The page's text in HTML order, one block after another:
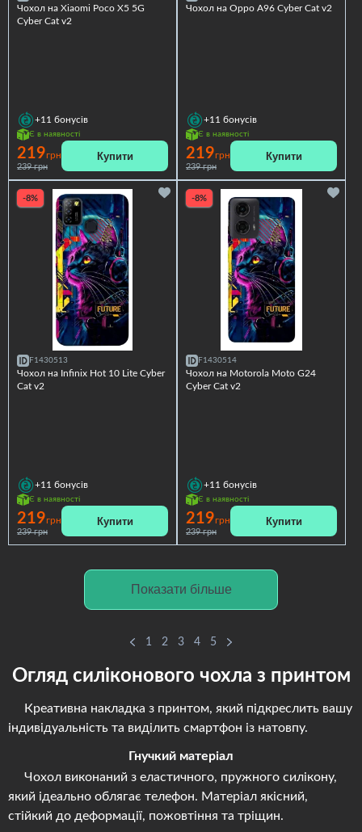
Чохол на Xiaomi Poco X5 5G
Cyber Cat v2
+11 бонусів
Є в наявності
219грн
239 грн
Купити
Чохол на Oppo A96 Cyber Cat v2
+11 бонусів
Є в наявності
219грн
239 грн
Купити
-8%
F1430513
Чохол на Infinix Hot 10 Lite Cyber
Cat v2
+11 бонусів
Є в наявності
219грн
239 грн
Купити
-8%
F1430514
Чохол на Motorola Moto G24
Cyber Cat v2
+11 бонусів
Є в наявності
219грн
239 грн
Купити
Показати більше
1 2 3 4 5
Огляд силіконового чохла з принтом
Креативна накладка з принтом, який підкреслить вашу
індивідуальність та виділить смартфон із натовпу.
Гнучкий матеріал
Чохол виконаний з еластичного, пружного силікону,
який ідеально облягає телефон. Матеріал якісний,
стійкий до деформації, пожовтіння та тріщин.